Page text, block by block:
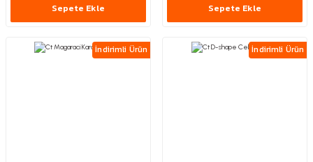
Sepete Ekle Sepete Ekle
İndirimli Ürün İndirimli Ürün